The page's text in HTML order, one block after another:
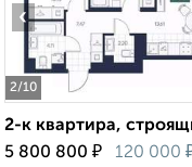
2/10
‹
2-к квартира,
5 800 800 ₽ 120 000